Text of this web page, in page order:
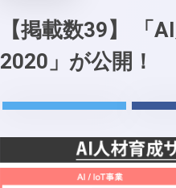
【掲載数39】 「
2020」が公開！